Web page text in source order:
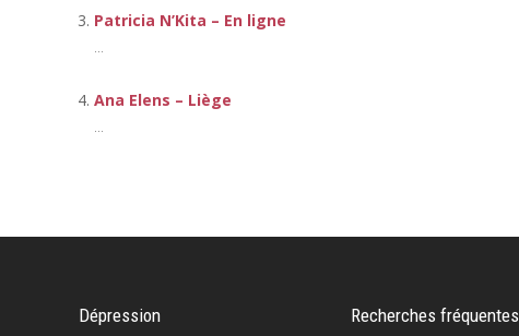
Patricia N’Kita – En ligne
...
Ana Elens – Liège
...
Dépression Recherches fréquentes